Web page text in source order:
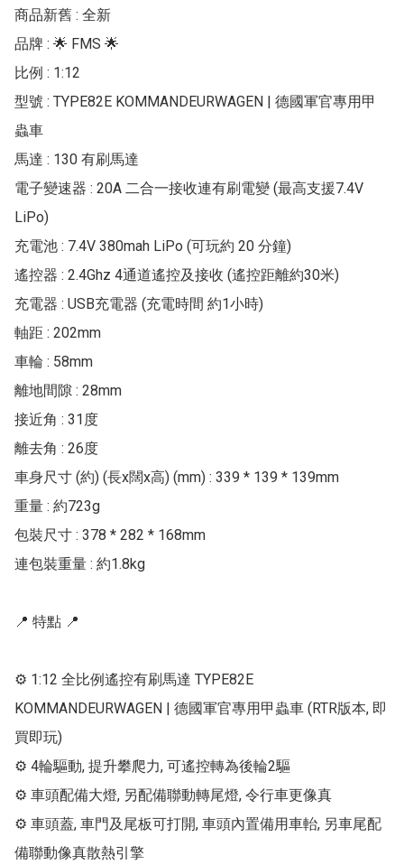
商品新舊 : 全新
品牌 : 🌟 FMS 🌟
比例 : 1:12
型號 : TYPE82E KOMMANDEURWAGEN | 德國軍官專用甲
蟲車
馬達 : 130 有刷馬達
電子變速器 : 20A 二合一接收連有刷電變 (最高支援7.4V
LiPo)
充電池 : 7.4V 380mah LiPo (可玩約 20 分鐘)
遙控器 : 2.4Ghz 4通道遙控及接收 (遙控距離約30米)
充電器 : USB充電器 (充電時間 約1小時)
軸距 : 202mm
車輪 : 58mm
離地間隙 : 28mm
接近角 : 31度
離去角 : 26度
車身尺寸 (約) (長x闊x高) (mm) : 339 * 139 * 139mm
重量 : 約723g
包裝尺寸 : 378 * 282 * 168mm
連包裝重量 : 約1.8kg
📍 特點 📍
⚙ 1:12 全比例遙控有刷馬達 TYPE82E
KOMMANDEURWAGEN | 德國軍官專用甲蟲車 (RTR版本, 即
買即玩)
⚙ 4輪驅動, 提升攀爬力, 可遙控轉為後輪2驅
⚙ 車頭配備大燈, 另配備聯動轉尾燈, 令行車更像真
⚙ 車頭蓋, 車門及尾板可打開, 車頭內置備用車軩, 另車尾配
備聯動像真散熱引擎